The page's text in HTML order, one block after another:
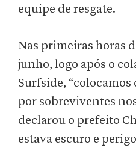
equipe de resgate.
Nas primeiras horas
junho, logo após o
Surfside, “colocamos
por sobreviventes
declarou o prefeito
estava escuro e